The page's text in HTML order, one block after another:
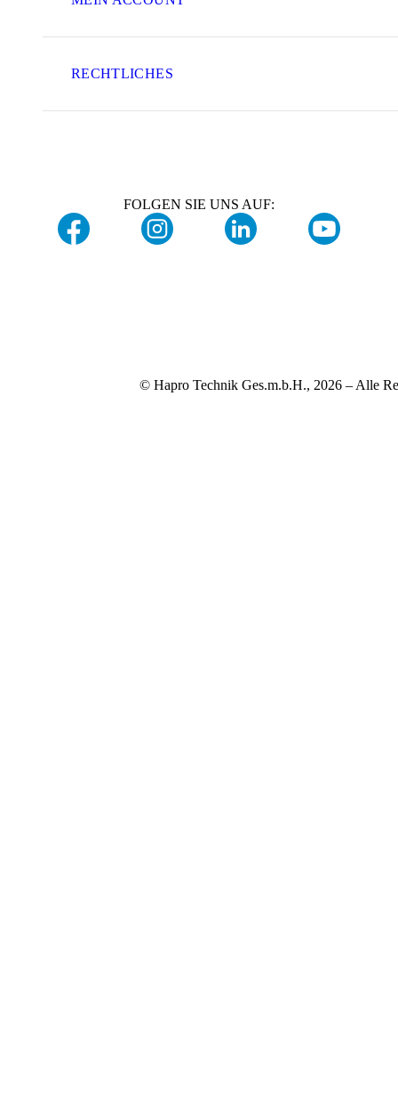
RECHTLICHES
FOLGEN SIE UNS AUF:
© Hapro Technik Ges.m.b.H., 2026 – Alle